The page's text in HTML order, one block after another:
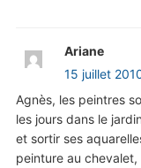
Ariane
15 juillet
Agnès, les peintres
les jours dans le
et sortir ses
peinture au